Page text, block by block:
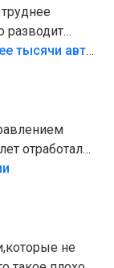
разводит
полно
В тольяттинский лес не пустили более тысячи автомобилей
отработали
не